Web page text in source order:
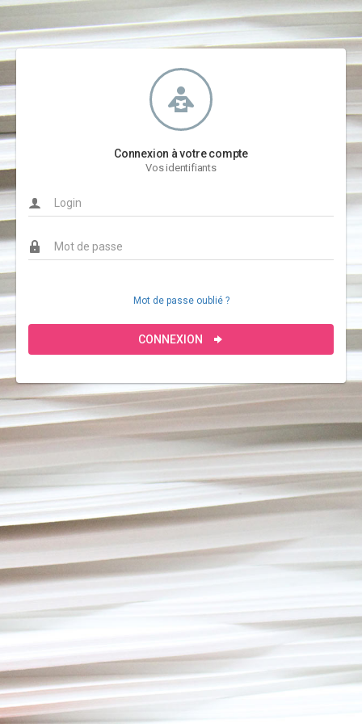
Connexion à votre compte
Vos identifiants
Mot de passe oublié ?
CONNEXION